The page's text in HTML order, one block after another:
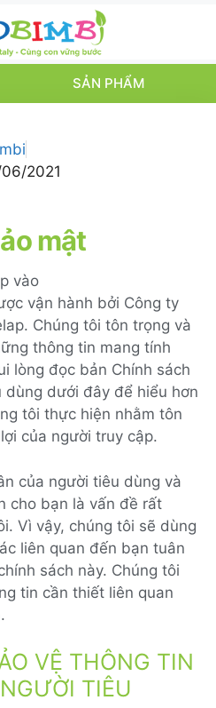
SẢN PHẨM
2021
mật
vào
vận hành bởi Công ty
Chúng tôi tôn trọng và
thông tin mang tính
lòng đọc bản Chính sách
dưới đây để hiểu hơn
tôi thực hiện nhằm tôn
của người truy cập.
của người tiêu dùng và
cho bạn là vấn đề rất
Vì vậy, chúng tôi sẽ dùng
liên quan đến bạn tuân
sách này. Chúng tôi
tin cần thiết liên quan
VỆ THÔNG TIN
TIÊU